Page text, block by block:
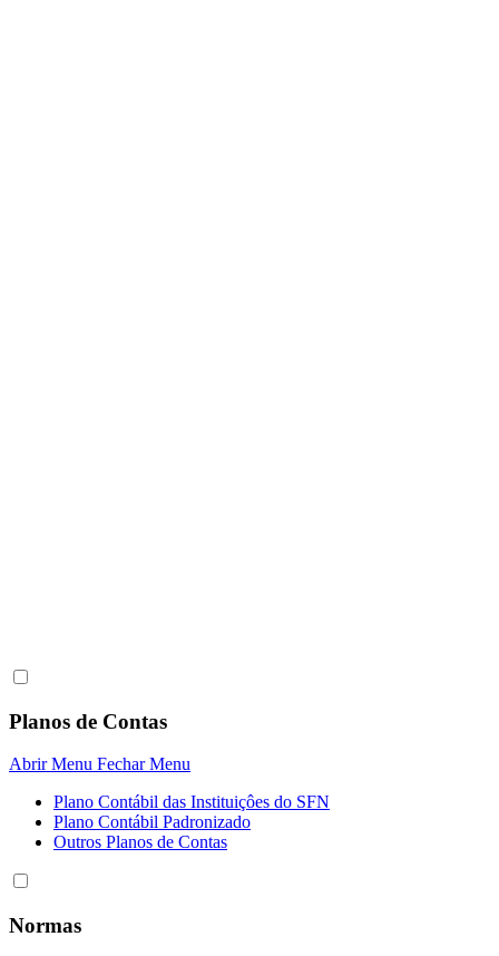
Planos de Contas
Abrir Menu Fechar Menu
Plano Contábil das Instituiçôes do SFN
Plano Contábil Padronizado
Outros Planos de Contas
Normas